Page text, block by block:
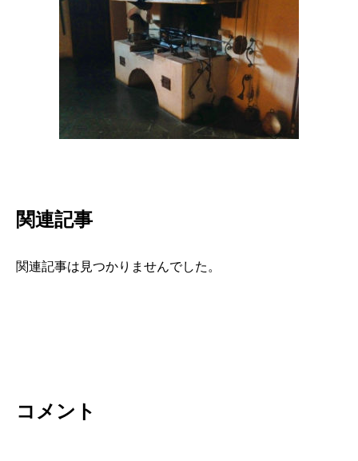
関連記事
関連記事は見つかりませんでした。
コメント